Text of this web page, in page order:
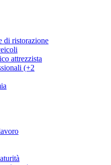
di ristorazione
attrezzista
(+2